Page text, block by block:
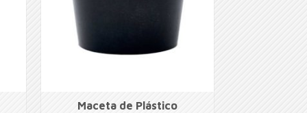
Maceta de Plástico